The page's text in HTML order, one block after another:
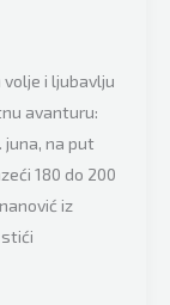
volje i ljubavlju
avanturu:
juna, na put
180 do 200
iz
stići